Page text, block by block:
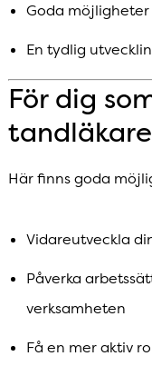
Goda
En tydlig
För dig
tandläkare
Här finns goda
Vidareutveckla
Påverka
verksamheten
Få en mer aktiv